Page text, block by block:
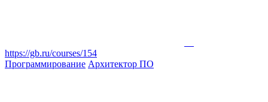
https://gb.ru/courses/154
Программирование Архитектор ПО